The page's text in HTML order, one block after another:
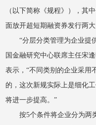
（以下简称《规程》），其
面放开超短期融资券发行两大
“分层分类管理为企业提
国金融研究中心联席主任宋
表示，“不同类别的企业采用
的，这次新规实际上是细化
将进一步提高。”
按5个条件将企业分为两